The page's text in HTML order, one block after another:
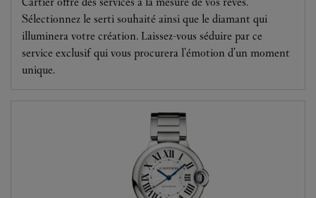
Sélectionnez le serti souhaité ainsi que le diamant qui
illuminera votre création. Laissez-vous séduire par ce
service exclusif qui vous procurera l'émotion d'un moment
unique.